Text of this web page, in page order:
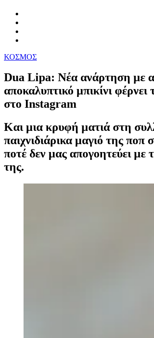
ΚΟΣΜΟΣ
Dua Lipa: Νέα ανάρτηση με
αποκαλυπτικό μπικίνι φέρνει
στο Instagram
Και μια κρυφή ματιά στη
παιχνιδιάρικα μαγιό της ποπ
ποτέ δεν μας απογοητεύει με
της.